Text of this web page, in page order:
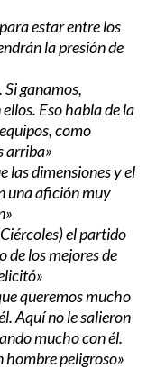
estar entre los
la presión de
ganamos,
Eso habla de la
como
arriba»
las dimensiones y el
una afición muy
el partido
de los mejores de
queremos mucho
Aquí no le salieron
mucho con él.
hombre peligroso»